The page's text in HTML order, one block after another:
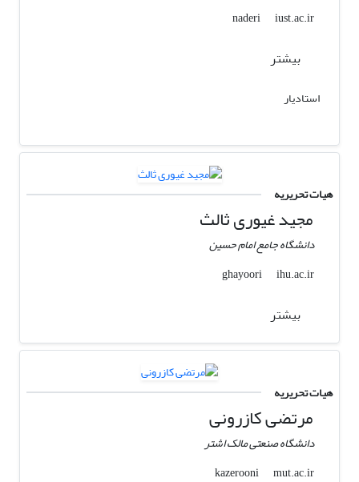
naderi
iust.ac.ir
بیشتر
استادیار
هیات تحریریه
مجید غیوری ثالث
دانشگاه جامع امام حسین
ghayoori
ihu.ac.ir
بیشتر
هیات تحریریه
مرتضی کازرونی
دانشگاه صنعتی مالک اشتر
kazerooni
mut.ac.ir